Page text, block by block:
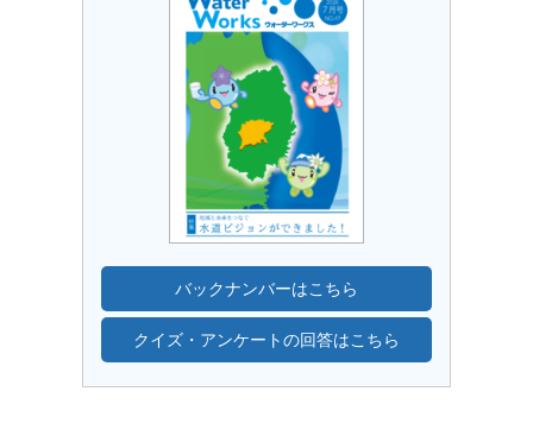
バックナンバーはこちら
クイズ・アンケートの回答はこちら